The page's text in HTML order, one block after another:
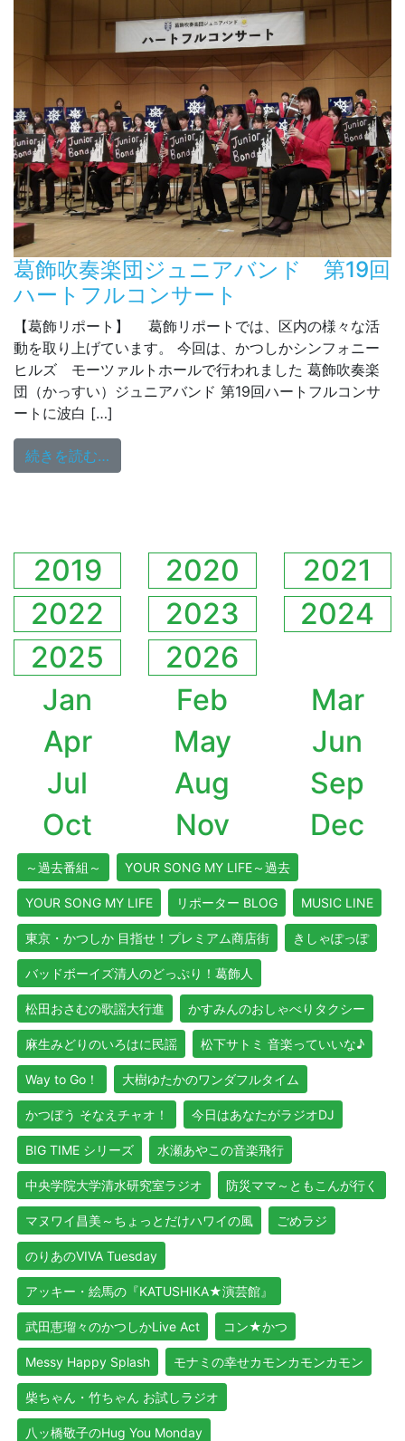
葛飾吹奏楽団ジュニアバンド 第19回
ハートフルコンサート
【葛飾リポート】 葛飾リポートでは、区内の様々な活
動を取り上げています。 今回は、かつしかシンフォニー
ヒルズ モーツァルトホールで行われました 葛飾吹奏楽
団（かっすい）ジュニアバンド 第19回ハートフルコンサ
ートに波白 […]
続きを読む…
2019 2020
2021
2022
2023
2024
2025
2026
Jan
Feb
Mar
Apr
May
Jun
Jul
Aug
Sep
Oct
Nov Dec
～過去番組～ YOUR SONG MY LIFE～過去
YOUR SONG MY LIFE リポーター BLOG MUSIC LINE
東京・かつしか 目指せ！プレミアム商店街 きしゃぽっぽ
バッドボーイズ清人のどっぷり！葛飾人
松田おさむの歌謡大行進 かすみんのおしゃべりタクシー
麻生みどりのいろはに民謡 松下サトミ 音楽っていいな♪
Way to Go！ 大樹ゆたかのワンダフルタイム
かつぼう そなえチャオ！ 今日はあなたがラジオDJ
BIG TIME シリーズ 水瀬あやこの音楽飛行
中央学院大学清水研究室ラジオ 防災ママ～ともこんが行く
マヌワイ昌美～ちょっとだけハワイの風 ごめラジ
のりあのVIVA Tuesday
アッキー・絵馬の『KATUSHIKA★演芸館』
武田恵瑠々のかつしかLive Act コン★かつ
Messy Happy Splash モナミの幸せカモンカモンカモン
柴ちゃん・竹ちゃん お試しラジオ
八ッ橋敬子のHug You Monday